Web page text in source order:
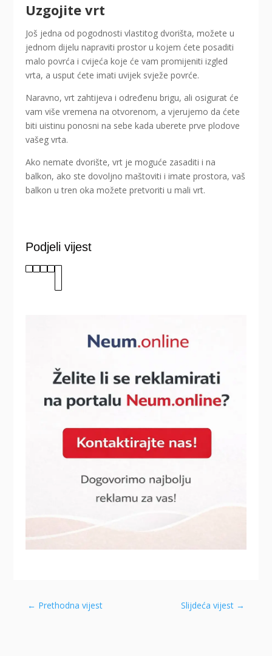
Uzgojite vrt
Još jedna od pogodnosti vlastitog dvorišta, možete u
jednom dijelu napraviti prostor u kojem ćete posaditi
malo povrća i cvijeća koje će vam promijeniti izgled
vrta, a usput ćete imati uvijek svježe povrće.
Naravno, vrt zahtijeva i određenu brigu, ali osigurat će
vam više vremena na otvorenom, a vjerujemo da ćete
biti uistinu ponosni na sebe kada uberete prve plodove
vašeg vrta.
Ako nemate dvorište, vrt je moguće zasaditi i na
balkon, ako ste dovoljno maštoviti i imate prostora, vaš
balkon u tren oka možete pretvoriti u mali vrt.
Podjeli vijest
← Prethodna vijest Slijdeća vijest →